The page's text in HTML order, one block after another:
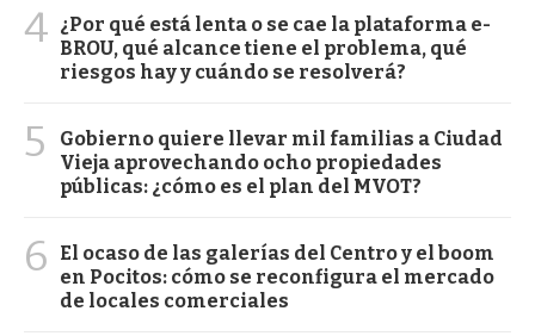
4 ¿Por qué está lenta o se cae la plataforma e-
BROU, qué alcance tiene el problema, qué
riesgos hay y cuándo se resolverá?
5
Gobierno quiere llevar mil familias a Ciudad
Vieja aprovechando ocho propiedades
públicas: ¿cómo es el plan del MVOT?
6
El ocaso de las galerías del Centro y el boom
en Pocitos: cómo se reconfigura el mercado
de locales comerciales